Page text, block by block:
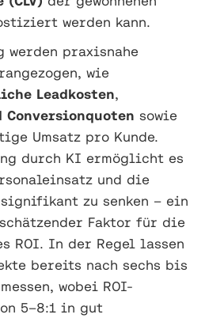
werden kann.
praxisnahe
wie
Leadkosten,
Conversionquoten sowie
Umsatz pro Kunde.
durch KI ermöglicht es
und die
zu senken – ein
Faktor für die
ROI. In der Regel lassen
bereits nach sechs bis
wobei ROI-
5–8:1 in gut